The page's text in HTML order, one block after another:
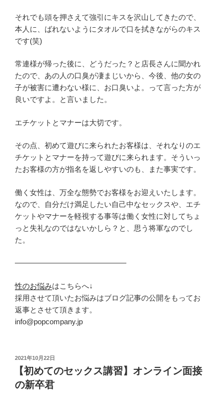
それでも頭を押さえて強引にキスを沢山してきたので、
本人に、ばれないようにタオルで口を拭きながらのキス
です(笑)
常連様が帰った後に、どうだった？と店長さんに聞かれ
たので、あの人の口臭が凄まじいから、今後、他の女の
子が被害に遭わない様に、お口臭いよ。って言った方が
良いですよ。と言いました。
エチケットとマナーは大切です。
その点、初めて遊びに来られたお客様は、それなりのエ
チケットとマナーを持って遊びに来られます。そういっ
たお客様の方が指名を返しやすいのも、また事実です。
働く女性は、万全な態勢でお客様をお迎えいたします。
なので、自分だけ満足したい自己中なセックスや、エチ
ケットやマナーを軽視する事等は働く女性に対してちょ
っと失礼なのではないかしら？と、思う将軍なのでし
た。
———————————————
性のお悩みはこちらへ↓
採用させて頂いたお悩みはブログ記事の公開をもってお
返事とさせて頂きます。
info@popcompany.jp
投
日:
2021年10月22日
【初めてのセックス講習】オンライン面接
の新卒君